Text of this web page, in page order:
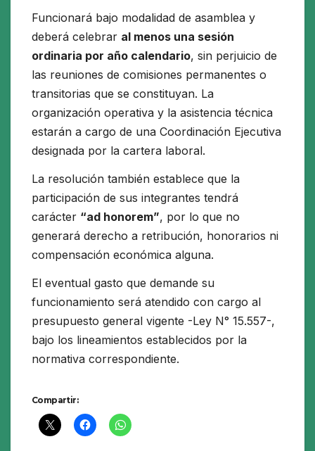
Funcionará bajo modalidad de asamblea y
deberá celebrar al menos una sesión
ordinaria por año calendario, sin perjuicio de
las reuniones de comisiones permanentes o
transitorias que se constituyan. La
organización operativa y la asistencia técnica
estarán a cargo de una Coordinación Ejecutiva
designada por la cartera laboral.
La resolución también establece que la
participación de sus integrantes tendrá
carácter “ad honorem”, por lo que no
generará derecho a retribución, honorarios ni
compensación económica alguna.
El eventual gasto que demande su
funcionamiento será atendido con cargo al
presupuesto general vigente -Ley N° 15.557-,
bajo los lineamientos establecidos por la
normativa correspondiente.
Compartir: